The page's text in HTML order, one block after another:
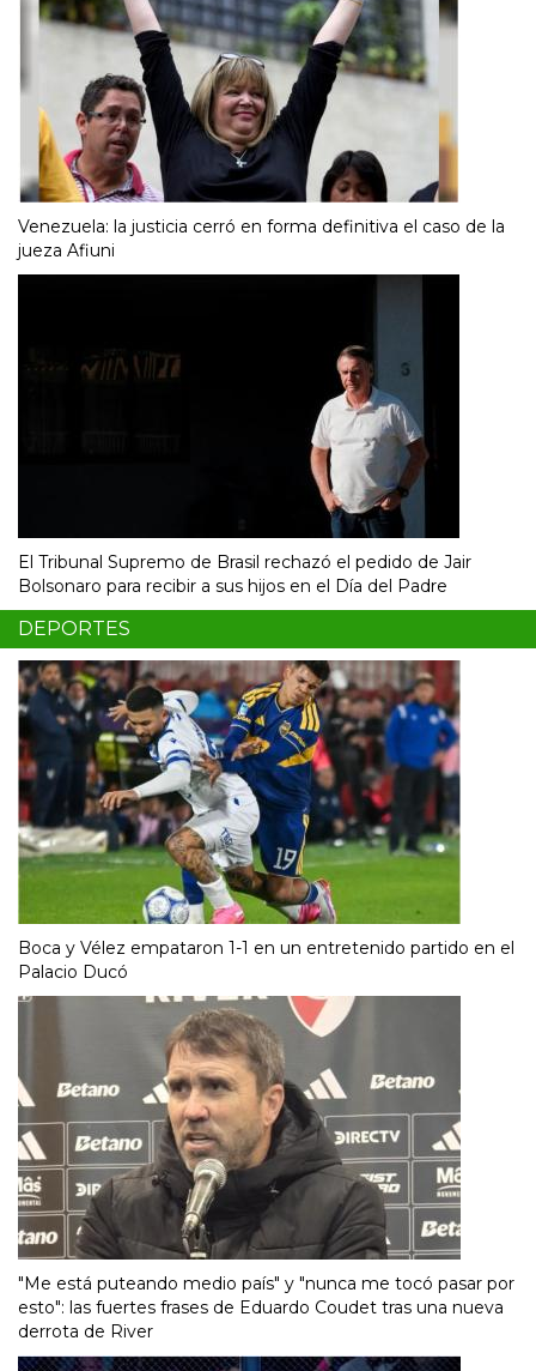
Venezuela: la justicia cerró en forma definitiva el caso de la
jueza Afiuni
El Tribunal Supremo de Brasil rechazó el pedido de Jair
Bolsonaro para recibir a sus hijos en el Día del Padre
DEPORTES
Boca y Vélez empataron 1-1 en un entretenido partido en el
Palacio Ducó
"Me está puteando medio país" y "nunca me tocó pasar por
esto": las fuertes frases de Eduardo Coudet tras una nueva
derrota de River